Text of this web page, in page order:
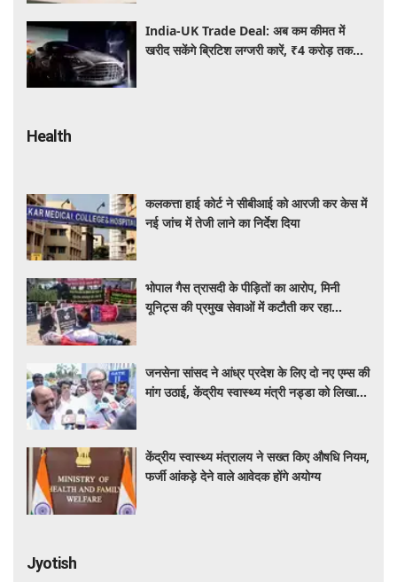
India-UK Trade Deal: अब कम कीमत में
खरीद सकेंगे ब्रिटिश लग्जरी कारें, ₹4 करोड़ तक
Health
कलकत्ता हाई कोर्ट ने सीबीआई को आरजी कर केस में
नई जांच में तेजी लाने का निर्देश दिया
भोपाल गैस त्रासदी के पीड़ितों का आरोप, मिनी
यूनिट्स की प्रमुख सेवाओं में कटौती कर रहा
जनसेना सांसद ने आंध्र प्रदेश के लिए दो नए एम्स की
मांग उठाई, केंद्रीय स्वास्थ्य मंत्री नड्डा को लिखा
केंद्रीय स्वास्थ्य मंत्रालय ने सख्त किए औषधि नियम,
फर्जी आंकड़े देने वाले आवेदक होंगे अयोग्य
Jyotish